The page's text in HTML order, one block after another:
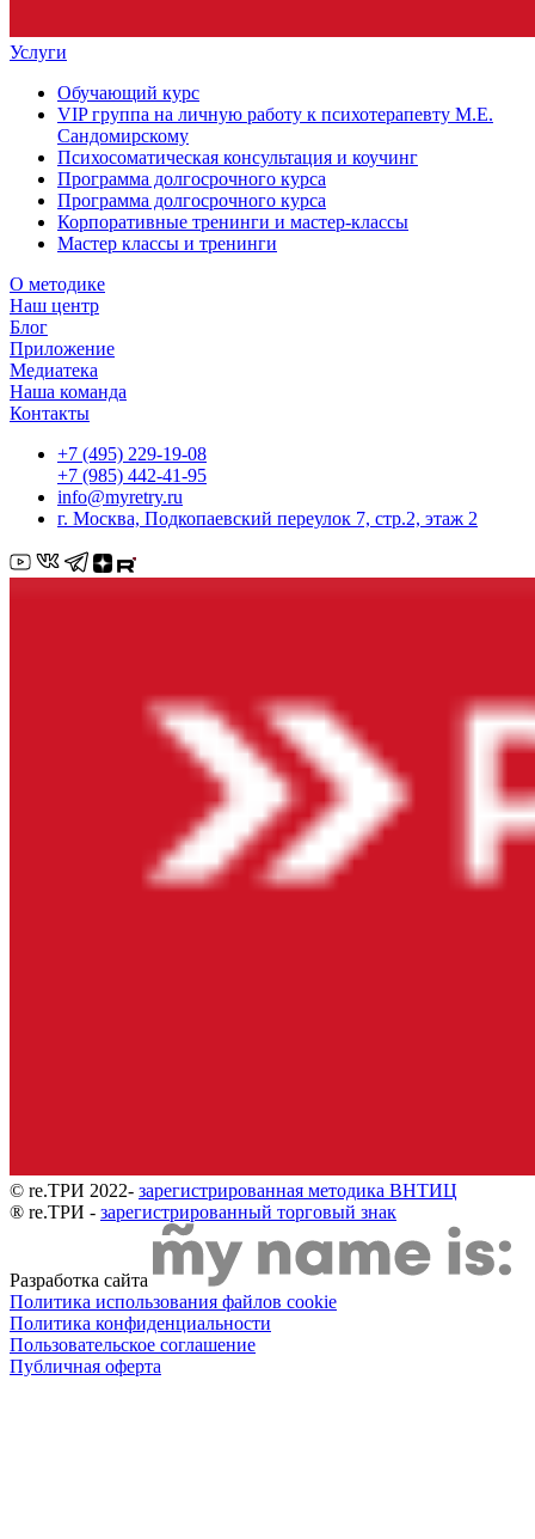
Услуги
Обучающий курс
VIP группа на личную работу к психотерапевту М.Е.
Сандомирскому
Психосоматическая консультация и коучинг
Программа долгосрочного курса
Программа долгосрочного курса
Корпоративные тренинги и мастер-классы
Мастер классы и тренинги
О методике
Наш центр
Блог
Приложение
Медиатека
Наша команда
Контакты
+7 (495) 229-19-08
+7 (985) 442-41-95
info@myretry.ru
г. Москва, Подкопаевский переулок 7, стр.2, этаж 2
© re.ТРИ 2022- зарегистрированная методика ВНТИЦ
® re.ТРИ - зарегистрированный торговый знак
Разработка сайта
Политика использования файлов cookie
Политика конфиденциальности
Пользовательское соглашение
Публичная оферта